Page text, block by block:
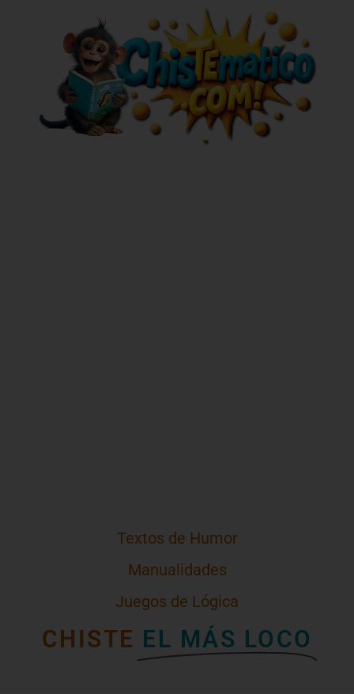
Textos de Humor
Manualidades
Juegos de Lógica
CHISTE EL MÁS LOCO